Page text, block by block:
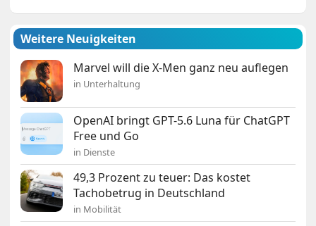
Weitere Neuigkeiten
Marvel will die X-Men ganz neu auflegen
in Unterhaltung
OpenAI bringt GPT-5.6 Luna für ChatGPT
Free und Go
in Dienste
49,3 Prozent zu teuer: Das kostet
Tachobetrug in Deutschland
in Mobilität